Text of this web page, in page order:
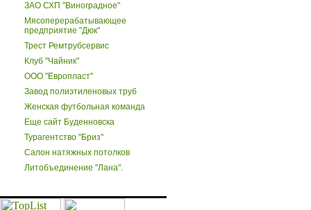
ЗАО СХП "Виноградное"
Мясоперерабатывающее
предприятие "Дюк"
Трест Ремтрубсервис
Клуб "Чайник"
ООО "Европласт"
Завод полиэтиленовых труб
Женская футбольная команда
Еще сайт Буденновска
Турагентство "Бриз"
Салон натяжных потолков
Литобъединение "Лана".